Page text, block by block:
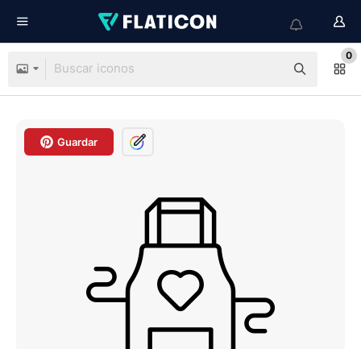
0
Guardar